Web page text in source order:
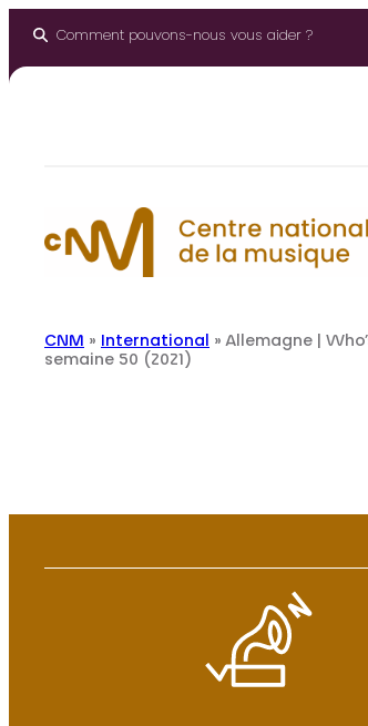
Comment pouvons-nous vous aider ?
CNM » International » Allemagne |
semaine 50 (2021)